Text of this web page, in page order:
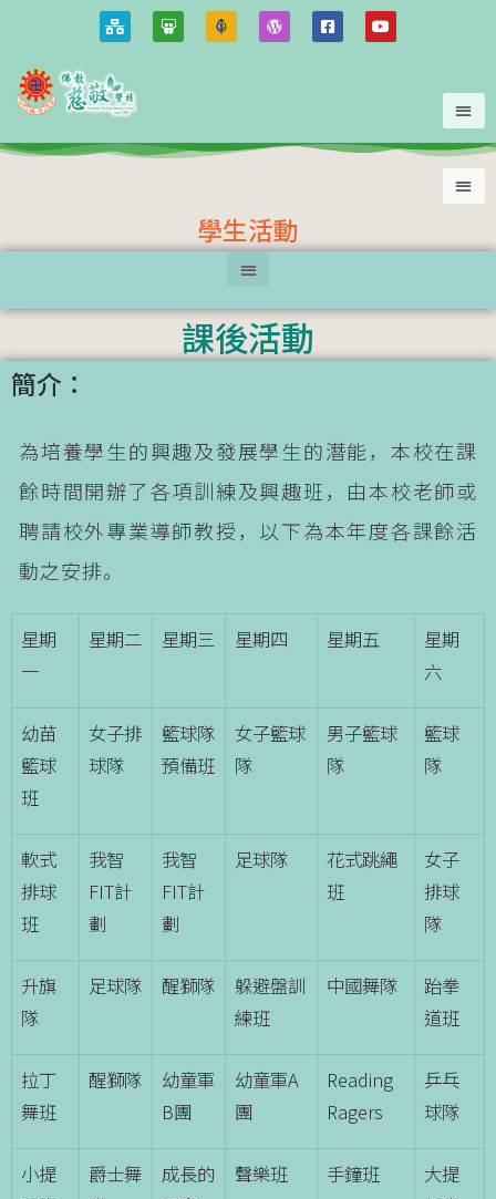
學生活動
課後活動
簡介：
為培養學生的興趣及發展學生的潛能，本校在課
餘時間開辦了各項訓練及興趣班，由本校老師或
聘請校外專業導師教授，以下為本年度各課餘活
動之安排。
星期
一
星期二 星期三 星期四 星期五
星期
六
幼苗
籃球
班
女子排
球隊
籃球隊
預備班
女子籃球
隊
男子籃球
隊
籃球
隊
軟式
排球
班
我智
FIT計
劃
我智
FIT計
劃
足球隊
花式跳繩
班
女子
排球
隊
升旗
隊
足球隊 醒獅隊
躲避盤訓
練班
中國舞隊
跆拳
道班
拉丁
舞班
醒獅隊
幼童軍
B團
幼童軍A
團
Reading
Ragers
乒乓
球隊
小提
爵士舞
成長的
聲樂班 手鐘班
大提